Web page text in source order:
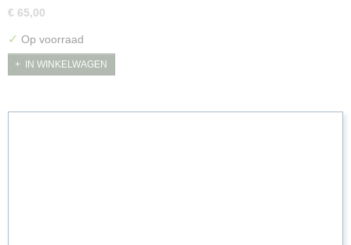
€ 65,00
✓ Op voorraad
IN WINKELWAGEN